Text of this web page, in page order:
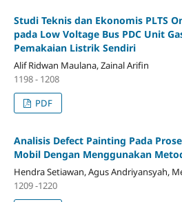
Studi Teknis dan Ekonomis PLTS
pada Low Voltage Bus PDC Unit
Pemakaian Listrik Sendiri
Alif Ridwan Maulana, Zainal Arifin
1198 - 1208
PDF
Analisis Defect Painting Pada
Mobil Dengan Menggunakan
Hendra Setiawan, Agus Andriyansyah,
1209 -1220